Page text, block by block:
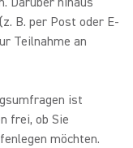
B. per Post oder E-
Teilnahme an
ist
frei, ob Sie
möchten.